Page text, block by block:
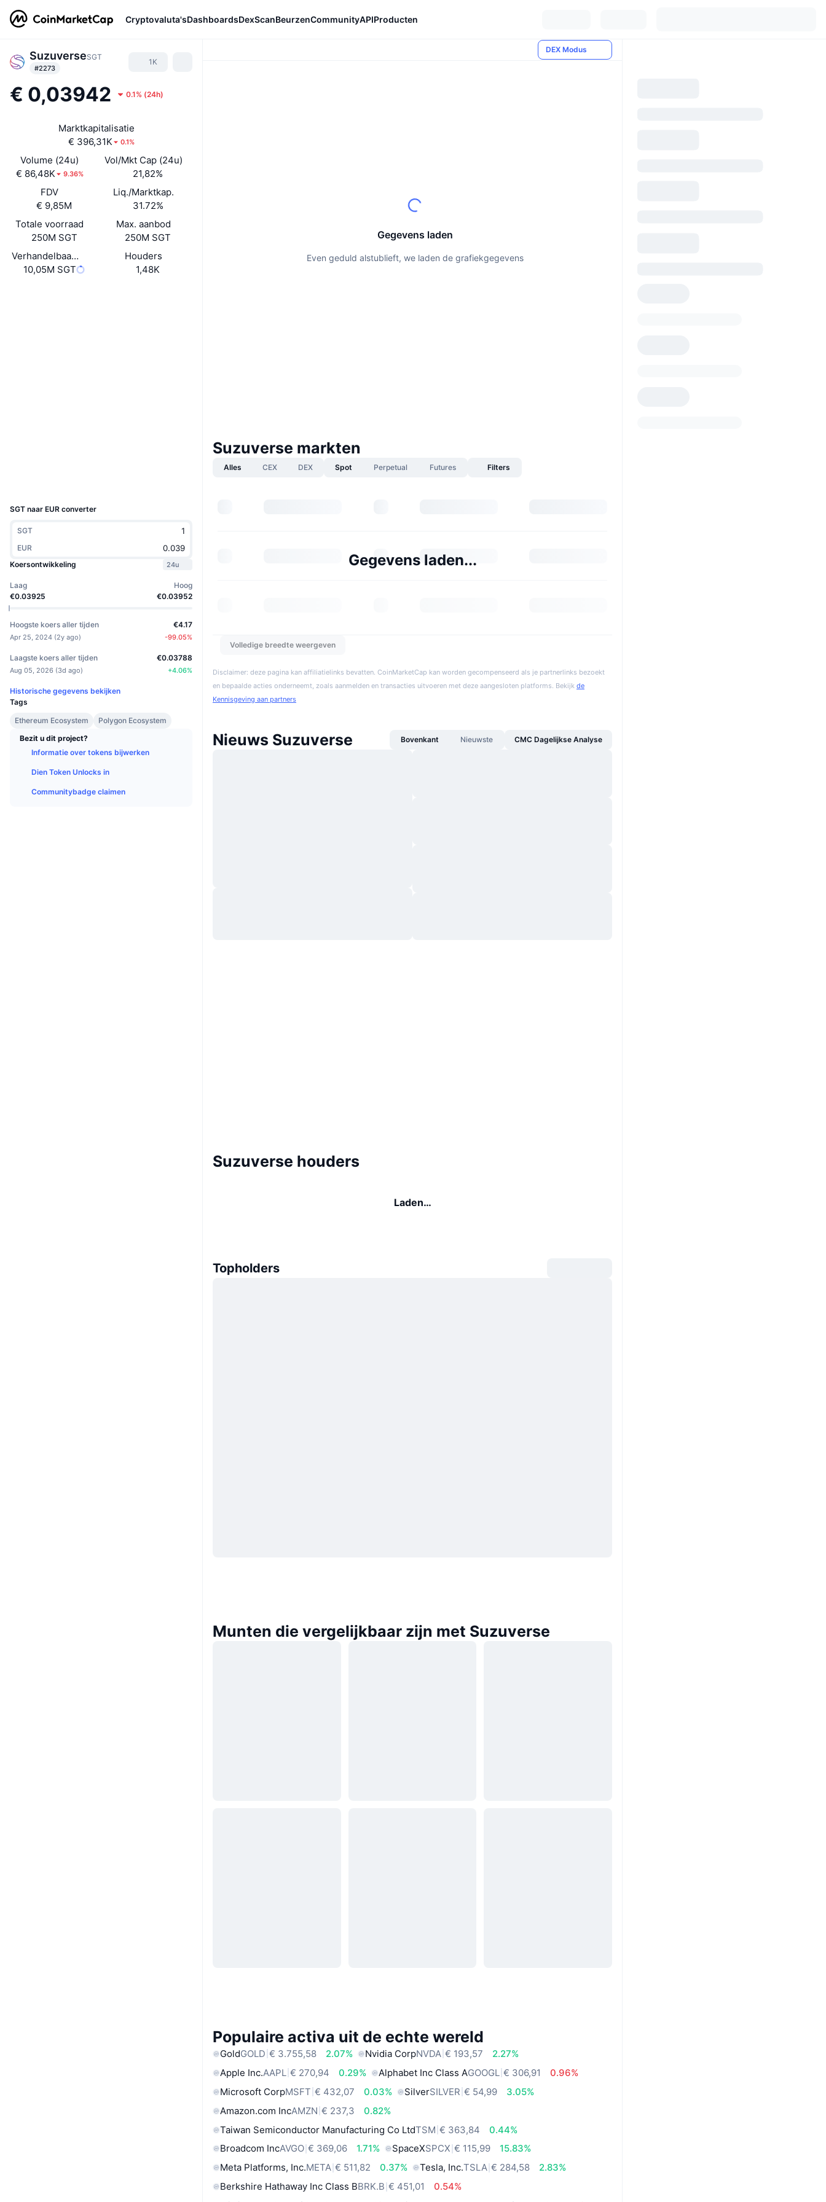
Cryptovaluta'sDashboardsDexScanBeurzenCommunityAPIProducten
SuzuverseSGT
#2273
1K
€ 0,03942 0.1% (24h)
Marktkapitalisatie
€ 396,31K
0.1%
Volume (24u)
€ 86,48K
9.36%
Vol/Mkt Cap (24u)
21,82%
FDV
€ 9,85M
Liq./Marktkap.
31.72%
Totale voorraad
250M SGT
Max. aanbod
250M SGT
Verhandelbaar aanbod
10,05M SGT
Houders
1,48K
SGT naar EUR converter
SGT
EUR
Koersontwikkeling
24u
Laag
€0.03925
Hoog
€0.03952
Hoogste koers aller tijden
Apr 25, 2024 (2y ago)
€4.17
-99.05%
Laagste koers aller tijden
Aug 05, 2026 (3d ago)
€0.03788
+4.06%
Historische gegevens bekijken
Tags
Ethereum Ecosystem
Polygon Ecosystem
Bezit u dit project?
Informatie over tokens bijwerken
Dien Token Unlocks in
Communitybadge claimen
DEX Modus
Gegevens laden
Even geduld alstublieft, we laden de grafiekgegevens
Suzuverse markten
Alles CEX DEX Spot Perpetual Futures Filters
Gegevens laden...
Volledige breedte weergeven
Disclaimer: deze pagina kan affiliatielinks bevatten. CoinMarketCap kan worden gecompenseerd als je partnerlinks bezoekt
en bepaalde acties onderneemt, zoals aanmelden en transacties uitvoeren met deze aangesloten platforms. Bekijk de
Kennisgeving aan partners
Nieuws Suzuverse Bovenkant Nieuwste CMC Dagelijkse Analyse
Suzuverse houders
Laden…
Topholders
Munten die vergelijkbaar zijn met Suzuverse
Populaire activa uit de echte wereld
GoldGOLD € 3.755,58 2.07% Nvidia CorpNVDA € 193,57
2.27%
Apple Inc.AAPL € 270,94 0.29% Alphabet Inc Class AGOOGL € 306,91
0.96%
Microsoft CorpMSFT € 432,07 0.03% SilverSILVER € 54,99
3.05%
Amazon.com IncAMZN € 237,3
0.82%
Taiwan Semiconductor Manufacturing Co LtdTSM € 363,84
0.44%
Broadcom IncAVGO € 369,06 1.71% SpaceXSPCX € 115,99
15.83%
Meta Platforms, Inc.META € 511,82 0.37% Tesla, Inc.TSLA € 284,58
2.83%
Berkshire Hathaway Inc Class BBRK.B € 451,01
0.54%